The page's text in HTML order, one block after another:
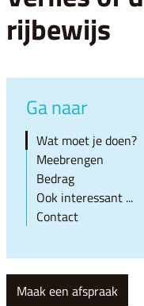
rijbewijs
Ga naar
Wat moet je doen?
Meebrengen
Bedrag
Ook interessant ...
Contact
Maak een afspraak